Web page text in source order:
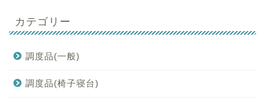
カテゴリー
調度品(一般)
調度品(椅子寝台)